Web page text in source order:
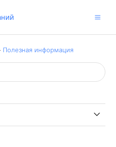
Полезная информация